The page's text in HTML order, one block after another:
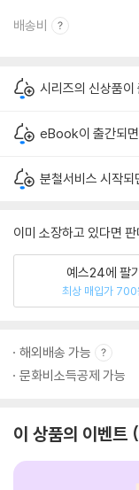
배송비
시리즈의 신상품이
eBook이 출간되
분철서비스 시작되
이미 소장하고 있다면
예스24에 팔
최상 매입가 700
해외배송 가능
문화비소득공제 가능
이 상품의 이벤트